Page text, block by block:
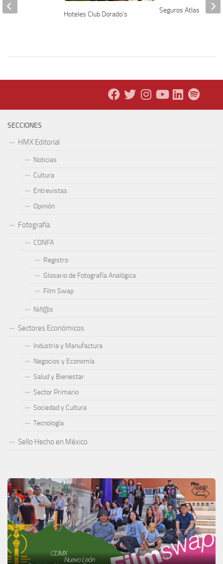
Hoteles Club Dorado’s Seguros Atlas
SECCIONES
HMX Editorial
Noticias
Cultura
Entrevistas
Opinión
Fotografía
CONFA
Registro
Glosario de Fotografía Analógica
Film Swap
Niñ@s
Sectores Económicos
Industria y Manufactura
Negocios y Economía
Salud y Bienestar
Sector Primario
Sociedad y Cultura
Tecnología
Sello Hecho en México